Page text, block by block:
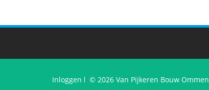
Inloggen © 2026 Van Pijkeren Bouw Ommen